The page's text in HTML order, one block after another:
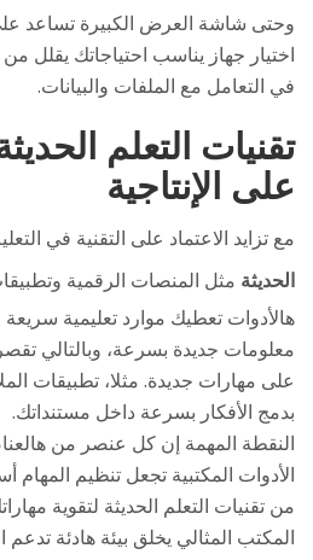
وحتى شاشة العرض الكبيرة تساعد
اختيار جهاز يناسب احتياجاتك يقلل
في التعامل مع الملفات والبيانات.
تقنيات التعلم
على الإنتاجية
مع تزايد الاعتماد على التقنية في
الحديثة مثل المنصات الرقمية
هالأدوات تعطيك موارد تعليمية
معلومات جديدة بسرعة، وبالتالي
على مهارات جديدة. مثلا، تطبيقات
بدمج الأفكار بسرعة داخل مستنداتك.
النقطة المهمة إن كل عنصر من
الأدوات المكتبية تجعل تنظيم المهام
من تقنيات التعلم الحديثة لتقوية
المكتب المثالي يخلق بيئة هادئة